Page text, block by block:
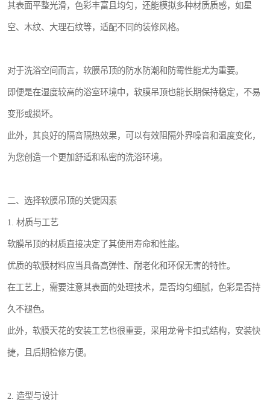
其表面平整光滑，色彩丰富且均匀，还能模拟多种材质质感，如星
空、木纹、大理石纹等，适配不同的装修风格。
对于洗浴空间而言，软膜吊顶的防水防潮和防霉性能尤为重要。
即便是在湿度较高的浴室环境中，软膜吊顶也能长期保持稳定，不易
变形或损坏。
此外，其良好的隔音隔热效果，可以有效阻隔外界噪音和温度变化，
为您创造一个更加舒适和私密的洗浴环境。
二、选择软膜吊顶的关键因素
1. 材质与工艺
软膜吊顶的材质直接决定了其使用寿命和性能。
优质的软膜材料应当具备高弹性、耐老化和环保无害的特性。
在工艺上，需要注意其表面的处理技术，是否均匀细腻，色彩是否持
久不褪色。
此外，软膜天花的安装工艺也很重要，采用龙骨卡扣式结构，安装快
捷，且后期检修方便。
2. 造型与设计